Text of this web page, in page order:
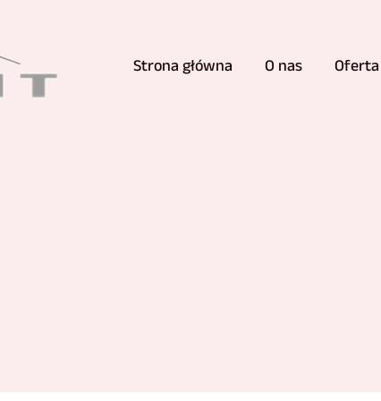
Strona główna O nas Oferta